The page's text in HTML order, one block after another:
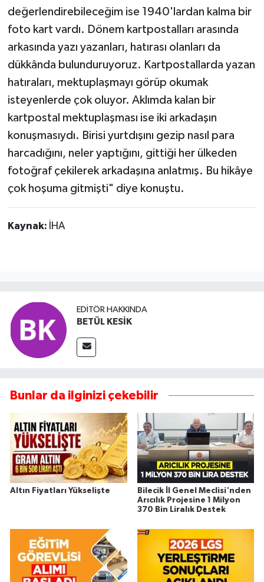
değerlendirebileceğim ise 1940'lardan kalma bir
foto kart vardı. Dönem kartpostalları arasında
arkasında yazı yazanları, hatırası olanları da
dükkânda bulunduruyoruz. Kartpostallarda yazan
hatıraları, mektuplaşmayı görüp okumak
isteyenlerde çok oluyor. Aklımda kalan bir
kartpostal mektuplaşması ise iki arkadaşın
konuşmasıydı. Birisi yurtdışını gezip nasıl para
harcadığını, neler yaptığını, gittiği her ülkeden
fotoğraf çekilerek arkadaşına anlatmış. Bu hikâye
çok hoşuma gitmişti" diye konuştu.
Kaynak: İHA
EDITÖR HAKKINDA
BETÜL KESİK
Bunlar da ilginizi çekebilir
Altın Fiyatları Yükselişte
Bilecik İl Genel Meclisi'nden
Arıcılık Projesine 1 Milyon
370 Bin Liralık Destek